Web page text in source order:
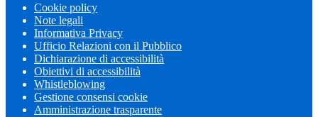
Cookie policy
Note legali
Informativa Privacy
Ufficio Relazioni con il Pubblico
Dichiarazione di accessibilità
Obiettivi di accessibilità
Whistleblowing
Gestione consensi cookie
Amministrazione trasparente